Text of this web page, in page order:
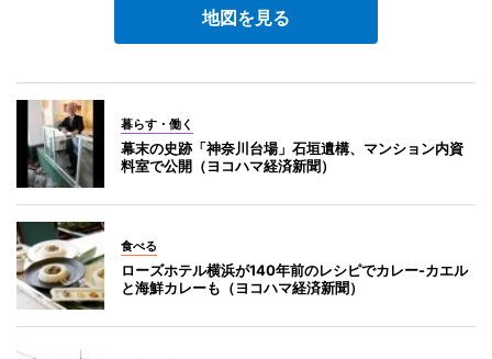
地図を見る
暮らす・働く
幕末の史跡「神奈川台場」石垣遺構、マンション内資
料室で公開（ヨコハマ経済新聞）
食べる
ローズホテル横浜が140年前のレシピでカレー-カエル
と海鮮カレーも（ヨコハマ経済新聞）